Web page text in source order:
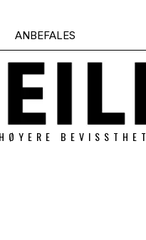
ANBEFALES
BEVISSTHET